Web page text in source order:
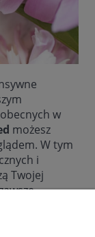
w
możesz
W tym
i
Twojej